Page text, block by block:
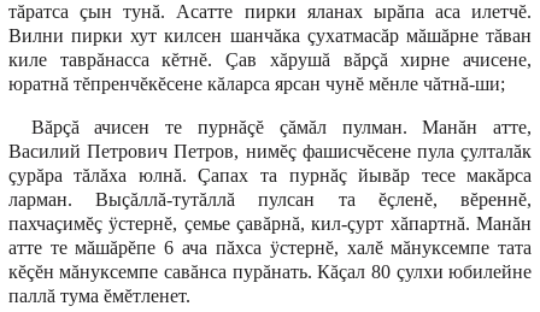
тăратса çын тунă. Асатте пирки яланах ырăпа аса илетчĕ.
Вилни пирки хут килсен шанчăка çухатмасăр мăшăрне тăван
киле таврăнасса кĕтнĕ. Çав хăрушă вăрçă хирне ачисене,
юратнă тĕпренчĕкĕсене кăларса ярсан чунĕ мĕнле чăтнă-ши;
Вăрçă ачисен те пурнăçĕ çăмăл пулман. Манăн атте,
Василий Петрович Петров, нимĕç фашисчĕсене пула çулталăк
çурăра тăлăха юлнă. Çапах та пурнăç йывăр тесе макăрса
ларман. Выçăллă-тутăллă пулсан та ĕçленĕ, вĕреннĕ,
пахчаçимĕç ÿстернĕ, çемье çавăрнă, кил-çурт хăпартнă. Манăн
атте те мăшăрĕпе 6 ача пăхса ÿстернĕ, халĕ мăнуксемпе тата
кĕçĕн мăнуксемпе савăнса пурăнать. Кăçал 80 çулхи юбилейне
паллă тума ĕмĕтленет.